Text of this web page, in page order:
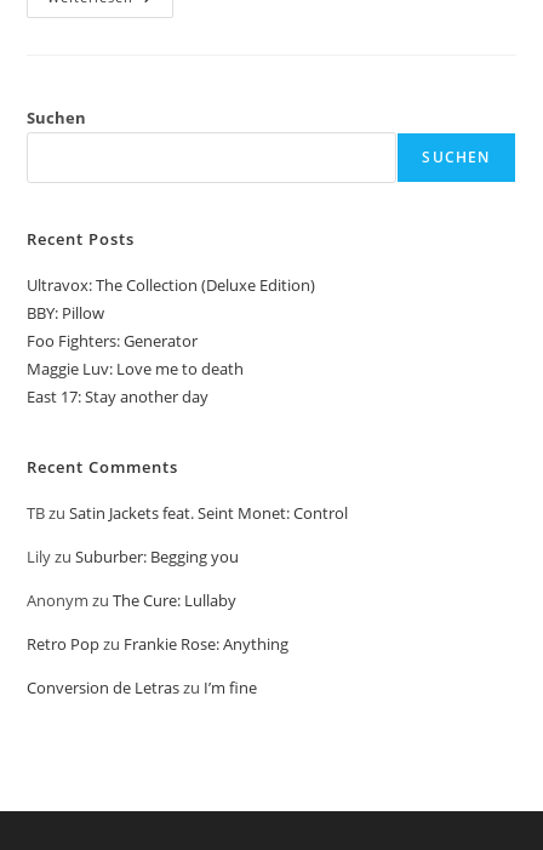
Collins:
Suchen
SUCHEN
Recent Posts
Ultravox: The Collection (Deluxe Edition)
BBY: Pillow
Foo Fighters: Generator
Maggie Luv: Love me to death
East 17: Stay another day
Recent Comments
TBzuSatin Jackets feat. Seint Monet: Control
LilyzuSuburber: Begging you
Anonym zuThe Cure: Lullaby
Retro Popzu Frankie Rose: Anything
Conversion de Letraszu I’m fine